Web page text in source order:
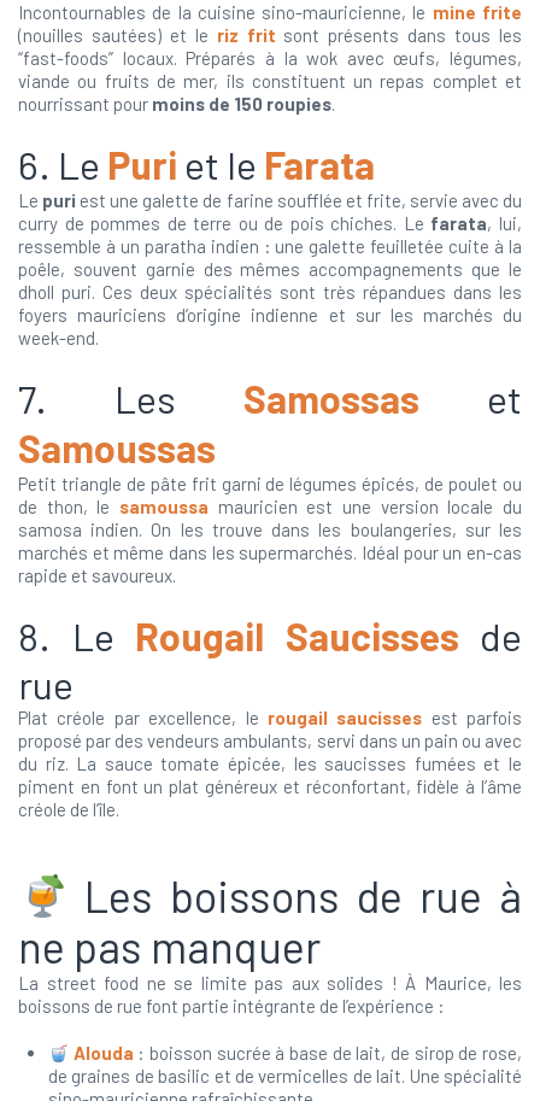
Incontournables de la cuisine sino-mauricienne, le mine frite
(nouilles sautées) et le riz frit sont présents dans tous les
“fast-foods” locaux. Préparés à la wok avec œufs, légumes,
viande ou fruits de mer, ils constituent un repas complet et
nourrissant pour moins de 150 roupies.
6. Le Puri et le Farata
Le puri est une galette de farine soufflée et frite, servie avec du
curry de pommes de terre ou de pois chiches. Le farata, lui,
ressemble à un paratha indien : une galette feuilletée cuite à la
poêle, souvent garnie des mêmes accompagnements que le
dholl puri. Ces deux spécialités sont très répandues dans les
foyers mauriciens d’origine indienne et sur les marchés du
week-end.
7. Les Samossas et
Samoussas
Petit triangle de pâte frit garni de légumes épicés, de poulet ou
de thon, le samoussa mauricien est une version locale du
samosa indien. On les trouve dans les boulangeries, sur les
marchés et même dans les supermarchés. Idéal pour un en-cas
rapide et savoureux.
8. Le Rougail Saucisses de
rue
Plat créole par excellence, le rougail saucisses est parfois
proposé par des vendeurs ambulants, servi dans un pain ou avec
du riz. La sauce tomate épicée, les saucisses fumées et le
piment en font un plat généreux et réconfortant, fidèle à l’âme
créole de l’île.
Les boissons de rue à
ne pas manquer
La street food ne se limite pas aux solides ! À Maurice, les
boissons de rue font partie intégrante de l’expérience :
Alouda : boisson sucrée à base de lait, de sirop de rose,
de graines de basilic et de vermicelles de lait. Une spécialité